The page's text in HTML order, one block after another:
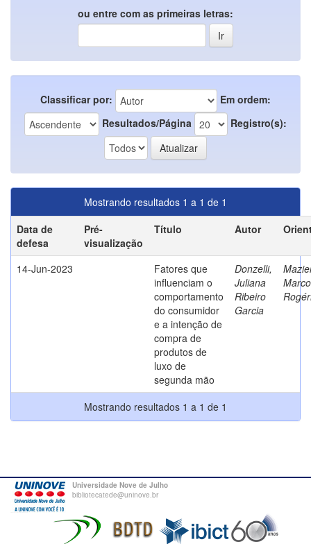
ou entre com as primeiras letras:
Classificar por:
Em ordem:
Resultados/Página
Registro(s):
Mostrando resultados 1 a 1 de 1
Data de
defesa
Pré-
visualização
Título Autor
14-Jun-2023
Fatores que
influenciam o
comportamento
do consumidor
e a intenção de
compra de
produtos de
luxo de
segunda mão
Donzelli,
Juliana
Ribeiro
Garcia
Mostrando resultados 1 a 1 de 1
Universidade Nove de Julho
bibliotecatede@uninove.br